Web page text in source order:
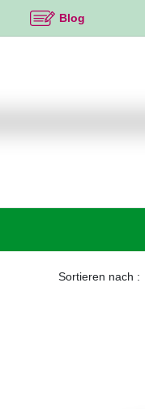
Blog
Sortieren nach :